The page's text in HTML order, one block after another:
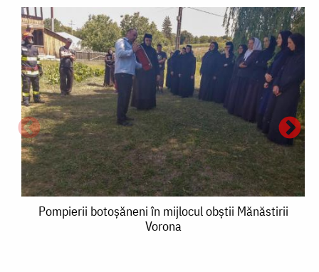
Pompierii
Pompierii botoșăneni în mijlocul obștii Mănăstirii
Vorona